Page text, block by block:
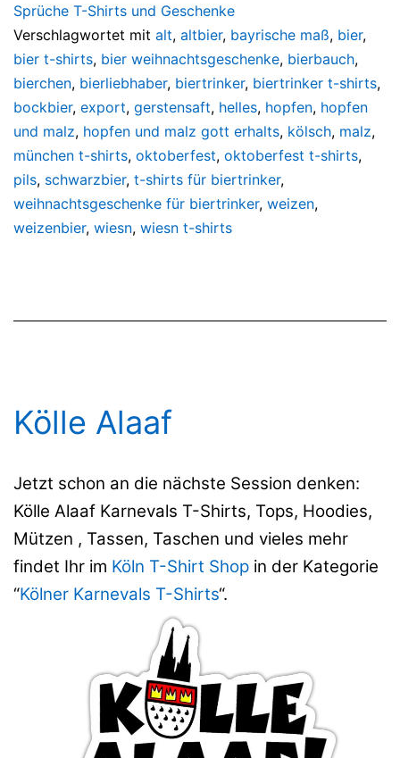
Sprüche T-Shirts und Geschenke
Verschlagwortet mit alt, altbier, bayrische maß, bier,
bier t-shirts, bier weihnachtsgeschenke, bierbauch,
bierchen, bierliebhaber, biertrinker, biertrinker t-shirts,
bockbier, export, gerstensaft, helles, hopfen, hopfen
und malz, hopfen und malz gott erhalts, kölsch, malz,
münchen t-shirts, oktoberfest, oktoberfest t-shirts,
pils, schwarzbier, t-shirts für biertrinker,
weihnachtsgeschenke für biertrinker, weizen,
weizenbier, wiesn, wiesn t-shirts
Kölle Alaaf
Jetzt schon an die nächste Session denken:
Kölle Alaaf Karnevals T-Shirts, Tops, Hoodies,
Mützen , Tassen, Taschen und vieles mehr
findet Ihr im Köln T-Shirt Shop in der Kategorie
“Kölner Karnevals T-Shirts“.